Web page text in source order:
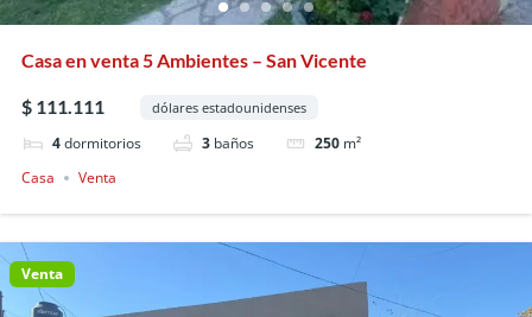
Casa en venta 5 Ambientes – San Vicente
$ 111.111 dólares estadounidenses
4dormitorios 3 baños 250 m²
Casa
Venta
Venta